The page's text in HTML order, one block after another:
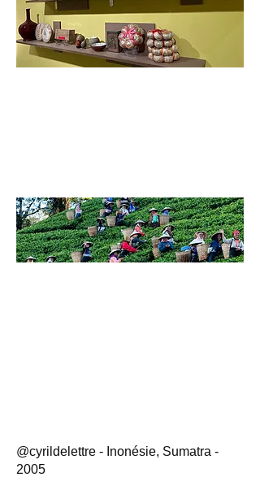
@cyrildelettre - Inonésie, Sumatra -
2005